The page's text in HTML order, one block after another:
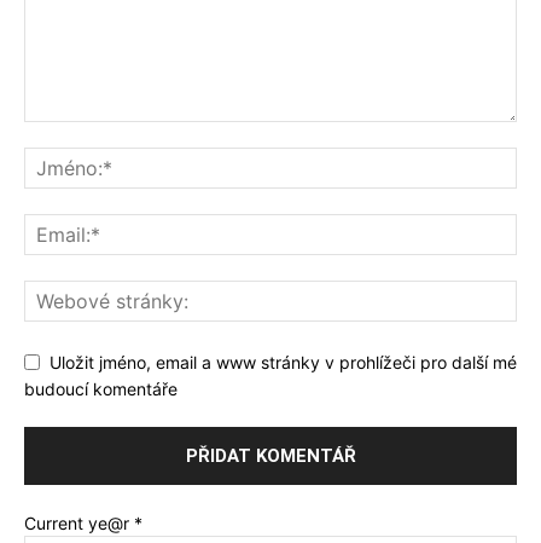
Uložit jméno, email a www stránky v prohlížeči pro další mé
budoucí komentáře
Current ye@r *